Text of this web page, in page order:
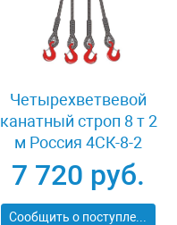
Четырехветвевой
канатный строп 8 т 2
м Россия 4СК-8-2
7 720 руб.
Сообщить о поступлении